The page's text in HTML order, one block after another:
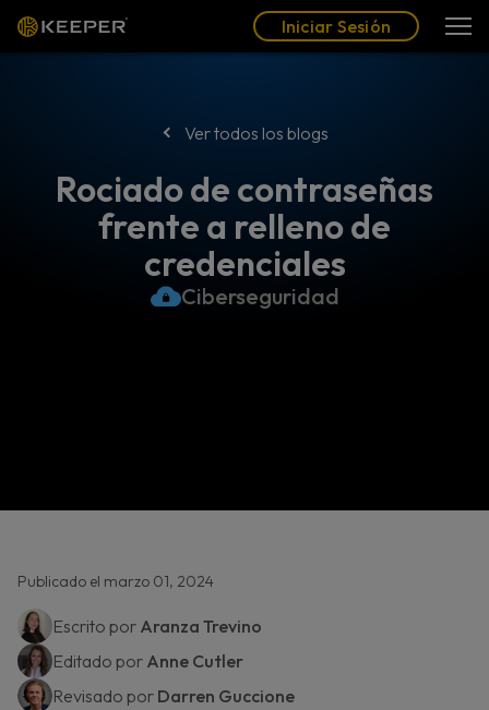
Iniciar Sesión
Ver todos los blogs
Rociado de contraseñas
frente a relleno de
credenciales
Ciberseguridad
Publicado el marzo 01, 2024
Escrito por Aranza Trevino
Editado por Anne Cutler
Revisado por Darren Guccione